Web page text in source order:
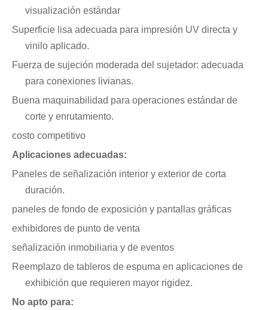
visualización estándar
Superficie lisa adecuada para impresión UV directa y
vinilo aplicado.
Fuerza de sujeción moderada del sujetador: adecuada
para conexiones livianas.
Buena maquinabilidad para operaciones estándar de
corte y enrutamiento.
costo competitivo
Aplicaciones adecuadas:
Paneles de señalización interior y exterior de corta
duración.
paneles de fondo de exposición y pantallas gráficas
exhibidores de punto de venta
señalización inmobiliaria y de eventos
Reemplazo de tableros de espuma en aplicaciones de
exhibición que requieren mayor rigidez.
No apto para: